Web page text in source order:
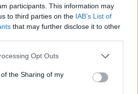
participants. This information may
to third parties on the IAB’s List of
that may further disclose it to other
Opt Outs
the Sharing of my